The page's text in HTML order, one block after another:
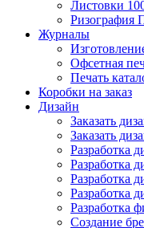
Листовки
Ризография
Журналы
Офсетная
Печать
Коробки на заказ
Дизайн
Заказать
Заказать
Разработка
Разработка
Разработка
Разработка
Разработка
Создание